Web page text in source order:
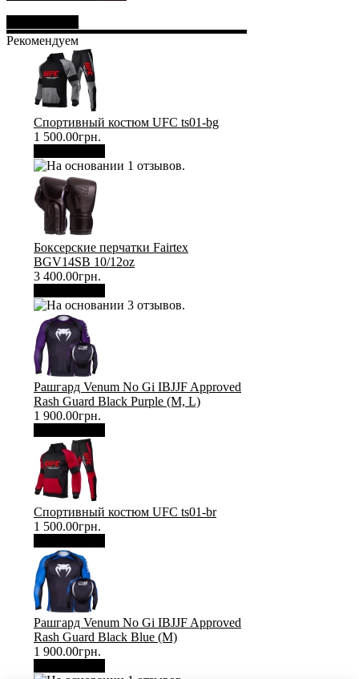
Рекомендуем
Спортивный костюм UFC ts01-bg
1 500.00грн.
Боксерские перчатки Fairtex
BGV14SB 10/12oz
3 400.00грн.
Рашгард Venum No Gi IBJJF Approved
Rash Guard Black Purple (М, L)
1 900.00грн.
Спортивный костюм UFC ts01-br
1 500.00грн.
Рашгард Venum No Gi IBJJF Approved
Rash Guard Black Blue (М)
1 900.00грн.